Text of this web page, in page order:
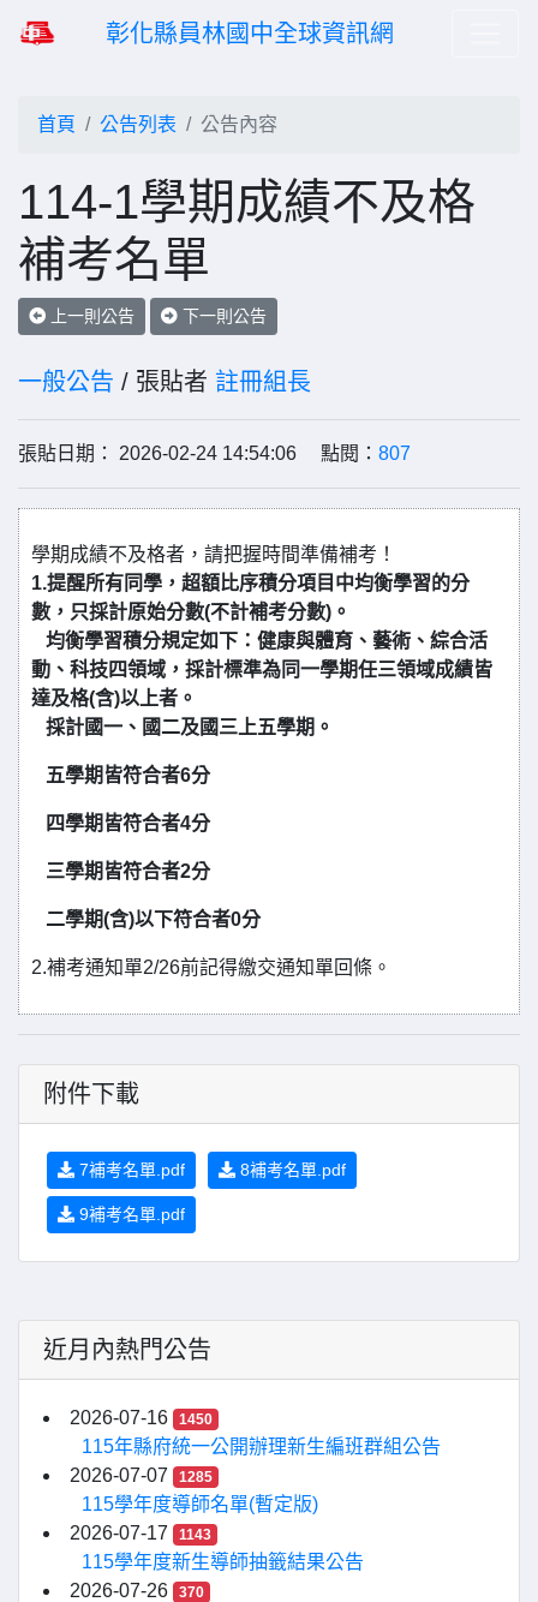
彰化縣員林國中全球資訊網
首頁 公告列表 公告內容
114-1學期成績不及格
補考名單
上一則公告 下一則公告
一般公告 / 張貼者 註冊組長
張貼日期： 2026-02-24 14:54:06 點閱： 807
學期成績不及格者，請把握時間準備補考！
1.提醒所有同學，超額比序積分項目中均衡學習的分
數，只採計原始分數(不計補考分數)。
均衡學習積分規定如下： 健康與體育、藝術、綜合活
動、科技四領域，採計標準為同一學期任三領域成績皆
達及格(含)以上者。
採計國一、國二及國三上五學期。
五學期皆符合者6分
四學期皆符合者4分
三學期皆符合者2分
二學期(含)以下符合者0分
2.補考通知單2/26前記得繳交通知單回條。
附件下載
7補考名單.pdf 8補考名單.pdf
9補考名單.pdf
近月內熱門公告
2026-07-16 1450
115年縣府統一公開辦理新生編班群組公告
2026-07-07
1285
115學年度導師名單(暫定版)
2026-07-17
1143
115學年度新生導師抽籤結果公告
2026-07-26
370